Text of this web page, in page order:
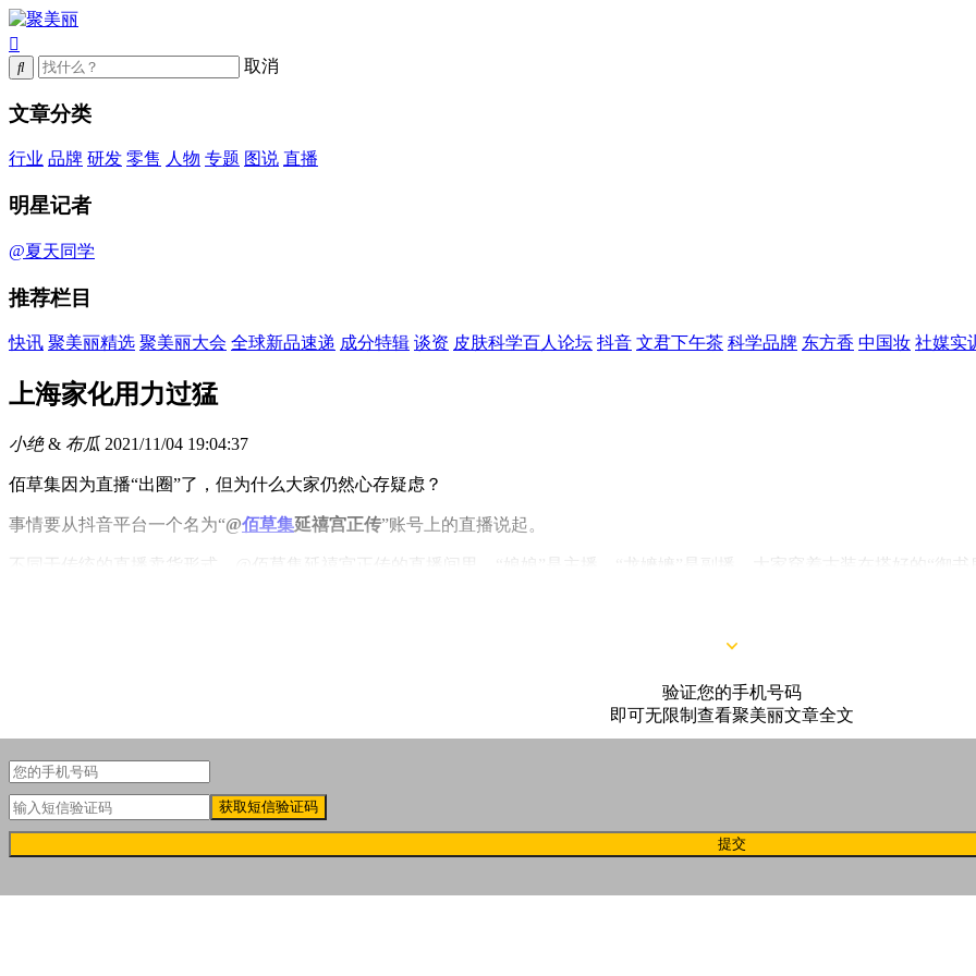
取消
文章分类
行业 品牌 研发 零售 人物 专题 图说 直播
明星记者
@夏天同学
推荐栏目
快讯 聚美丽精选 聚美丽大会 全球新品速递 成分特辑 谈资 皮肤科学百人论坛 抖音 文君下午茶 科学品牌 东方香 中国妆 社媒实
上海家化用力过猛
小绝& 布瓜 2021/11/04 19:04:37
佰草集因为直播“出圈”了，但为什么大家仍然心存疑虑？
事情要从抖音平台一个名为“@佰草集延禧宫正传”账号上的直播说起。
不同于传统的直播卖货形式，@佰草集延禧宫正传的直播间里，“娘娘”是主播、“龙嬷嬷”是副播，大家穿着古装在搭好的“御书
验证您的手机号码
即可无限制查看聚美丽文章全文
获取短信验证码
提交